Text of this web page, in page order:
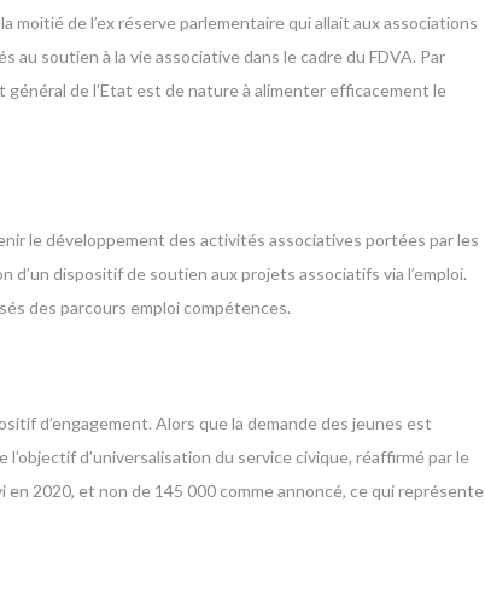
de l’ex réserve parlementaire qui allait aux associations
au soutien à la vie associative dans le cadre du FDVA. Par
de l’Etat est de nature à alimenter efficacement le
le développement des activités associatives portées par les
dispositif de soutien aux projets associatifs via l’emploi.
des parcours emploi compétences.
d’engagement. Alors que la demande des jeunes est
d’universalisation du service civique, réaffirmé par le
2020, et non de 145 000 comme annoncé, ce qui représente